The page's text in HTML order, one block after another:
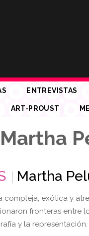
ENTREVISTAS
ART-PROUST
Martha
compleja, exótica y
fronteras entre
y la representación.